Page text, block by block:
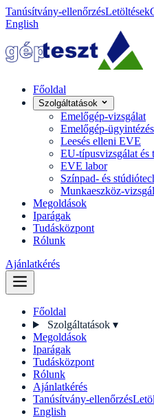
Tanúsítvány-ellenőrzésLetöltések
English
Főoldal
Szolgáltatások
Emelőgép-vizsgálat
Emelőgép-ügyintézés
Leesés elleni EVE
EU-típusvizsgálat és
EVE labor
Színpad- és
Munkaeszköz-
Megoldások
Iparágak
Tudásközpont
Rólunk
Ajánlatkérés
Főoldal
Szolgáltatások ▾
Megoldások
Iparágak
Tudásközpont
Rólunk
Ajánlatkérés
Tanúsítvány-ellenőrzés
English